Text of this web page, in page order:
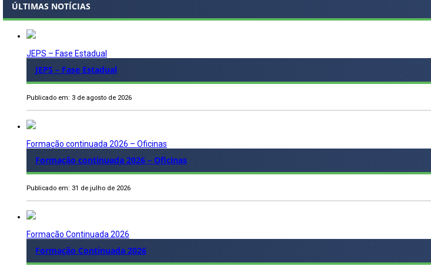
ÚLTIMAS NOTÍCIAS
JEPS – Fase Estadual
JEPS – Fase Estadual
Publicado em: 3 de agosto de 2026
Formação continuada 2026 – Oficinas
Formação continuada 2026 – Oficinas
Publicado em: 31 de julho de 2026
Formação Continuada 2026
Formação Continuada 2026